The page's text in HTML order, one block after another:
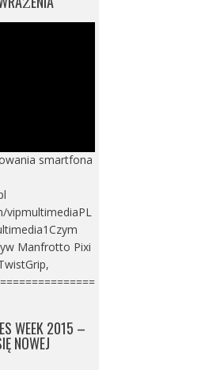
smartfona
vipmultimediaPL
Manfrotto Pixi
WEEK 2015 –
NOWEJ